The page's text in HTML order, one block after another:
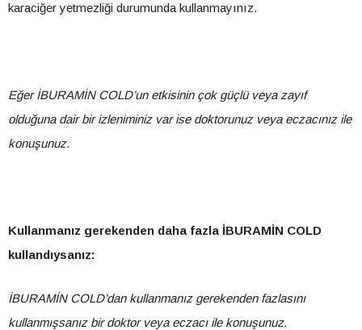
karaciğer yetmezliği durumunda kullanmayınız.
Eğer İBURAMİN COLD’un etkisinin çok güçlü veya zayıf
olduğuna dair bir izleniminiz var ise doktorunuz veya eczacınız ile
konuşunuz.
Kullanmanız gerekenden daha fazla İBURAMİN COLD
kullandıysanız:
İBURAMİN COLD’dan kullanmanız gerekenden fazlasını
kullanmışsanız bir doktor veya eczacı ile konuşunuz.